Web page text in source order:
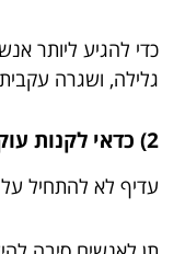
כדי להגיע ליותר
גלילה, ושגרה
2) כדאי לקנות עוקבים לפני שיש לי הרבה תוכן?
עדיף לא להתחיל על